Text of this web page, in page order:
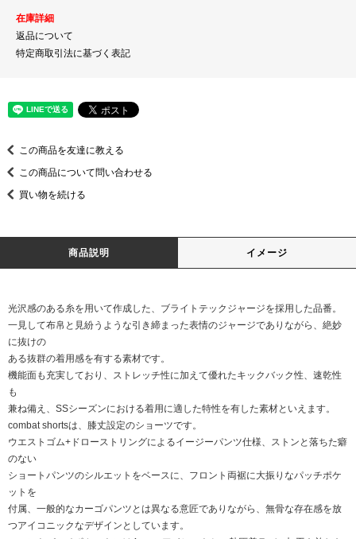
在庫詳細
返品について
特定商取引法に基づく表記
この商品を友達に教える
この商品について問い合わせる
買い物を続ける
商品説明 イメージ
光沢感のある糸を用いて作成した、ブライトテックジャージを採用した品番。
一見して布帛と見紛うような引き締まった表情のジャージでありながら、絶妙
に抜けの
ある抜群の着用感を有する素材です。
機能面も充実しており、ストレッチ性に加えて優れたキックバック性、速乾性
も
兼ね備え、SSシーズンにおける着用に適した特性を有した素材といえます。
combat shortsは、膝丈設定のショーツです。
ウエストゴム+ドローストリングによるイージーパンツ仕様、ストンと落ちた癖
のない
ショートパンツのシルエットをベースに、フロント両裾に大振りなパッチポケ
ットを
付属、一般的なカーゴパンツとは異なる意匠でありながら、無骨な存在感を放
つアイコニックなデザインとしています。